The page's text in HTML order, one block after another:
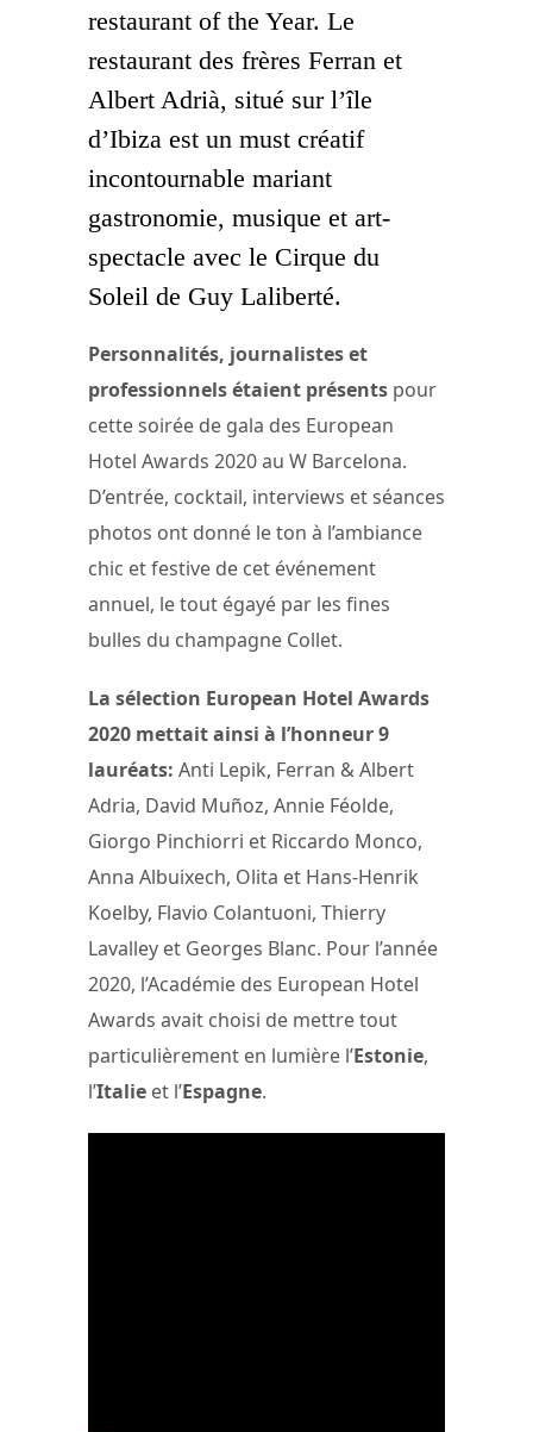
restaurant of the Year. Le
restaurant des frères Ferran et
Albert Adrià, situé sur l’île
d’Ibiza est un must créatif
incontournable mariant
gastronomie, musique et art-
spectacle avec le Cirque du
Soleil de Guy Laliberté.
Personnalités, journalistes et
professionnels étaient présents pour
cette soirée de gala des European
Hotel Awards 2020 au W Barcelona.
D’entrée, cocktail, interviews et séances
photos ont donné le ton à l’ambiance
chic et festive de cet événement
annuel, le tout égayé par les fines
bulles du champagne Collet.
La sélection European Hotel Awards
2020 mettait ainsi à l’honneur 9
lauréats: Anti Lepik, Ferran & Albert
Adria, David Muñoz, Annie Féolde,
Giorgo Pinchiorri et Riccardo Monco,
Anna Albuixech, Olita et Hans-Henrik
Koelby, Flavio Colantuoni, Thierry
Lavalley et Georges Blanc. Pour l’année
2020, l’Académie des European Hotel
Awards avait choisi de mettre tout
particulièrement en lumière l’Estonie,
l’Italie et l’Espagne.